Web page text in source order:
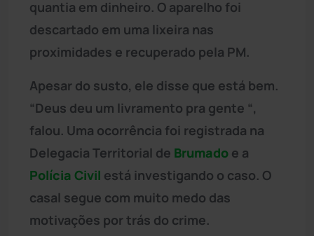
quantia em dinheiro. O aparelho foi
descartado em uma lixeira nas
proximidades e recuperado pela PM.
Apesar do susto, ele disse que está bem.
“Deus deu um livramento pra gente “,
falou. Uma ocorrência foi registrada na
Delegacia Territorial de Brumado e a
Polícia Civil está investigando o caso. O
casal segue com muito medo das
motivações por trás do crime.